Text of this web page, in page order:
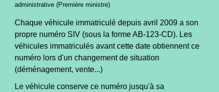
administrative (Première ministre)
Chaque véhicule immatriculé depuis avril 2009 a son
propre numéro SIV (sous la forme AB-123-CD). Les
véhicules immatriculés avant cette date obtiennent ce
numéro lors d'un changement de situation
(déménagement, vente...)
Le véhicule conserve ce numéro jusqu'à sa